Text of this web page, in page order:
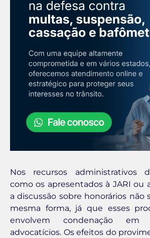
Nos recursos administrativos
como os apresentados à JARI ou
a discussão sobre honorários não
mesma forma, já que esses
envolvem condenação em
advocatícios. Os efeitos do